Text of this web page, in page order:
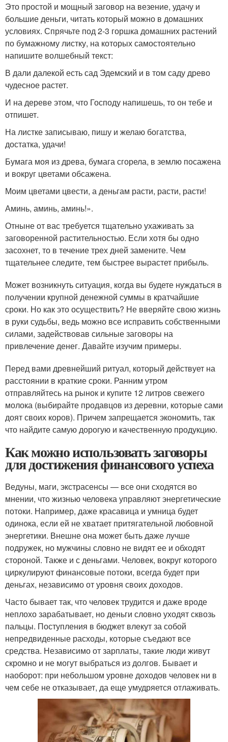
Это простой и мощный заговор на везение, удачу и
большие деньги, читать который можно в домашних
условиях. Спрячьте под 2-3 горшка домашних растений
по бумажному листку, на которых самостоятельно
напишите волшебный текст:
В дали далекой есть сад Эдемский и в том саду древо
чудесное растет.
И на дереве этом, что Господу напишешь, то он тебе и
отпишет.
На листке записываю, пишу и желаю богатства,
достатка, удачи!
Бумага моя из древа, бумага сгорела, в землю посажена
и вокруг цветами обсажена.
Моим цветами цвести, а деньгам расти, расти, расти!
Аминь, аминь, аминь!».
Отныне от вас требуется тщательно ухаживать за
заговоренной растительностью. Если хотя бы одно
засохнет, то в течение трех дней замените. Чем
тщательнее следите, тем быстрее вырастет прибыль.
Может возникнуть ситуация, когда вы будете нуждаться в
получении крупной денежной суммы в кратчайшие
сроки. Но как это осуществить? Не вверяйте свою жизнь
в руки судьбы, ведь можно все исправить собственными
силами, задействовав сильные заговоры на
привлечение денег. Давайте изучим примеры.
Перед вами древнейший ритуал, который действует на
расстоянии в краткие сроки. Ранним утром
отправляйтесь на рынок и купите 12 литров свежего
молока (выбирайте продавцов из деревни, которые сами
доят своих коров). Причем запрещается экономить, так
что найдите самую дорогую и качественную продукцию.
Как можно использовать заговоры
для достижения финансового успеха
Ведуны, маги, экстрасенсы — все они сходятся во
мнении, что жизнью человека управляют энергетические
потоки. Например, даже красавица и умница будет
одинока, если ей не хватает притягательной любовной
энергетики. Внешне она может быть даже лучше
подружек, но мужчины словно не видят ее и обходят
стороной. Также и с деньгами. Человек, вокруг которого
циркулируют финансовые потоки, всегда будет при
деньгах, независимо от уровня своих доходов.
Часто бывает так, что человек трудится и даже вроде
неплохо зарабатывает, но деньги словно уходят сквозь
пальцы. Поступления в бюджет влекут за собой
непредвиденные расходы, которые съедают все
средства. Независимо от зарплаты, такие люди живут
скромно и не могут выбраться из долгов. Бывает и
наоборот: при небольшом уровне доходов человек ни в
чем себе не отказывает, да еще умудряется отлаживать.